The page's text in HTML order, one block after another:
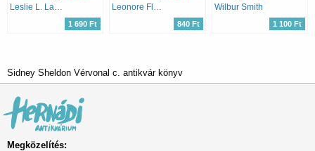
Leslie L. Lawrence
1 690 Ft
Leonore Fleischer
840 Ft
Wilbur Smith
1 100 Ft
Sidney Sheldon Vérvonal c. antikvár könyv
Megközelítés: